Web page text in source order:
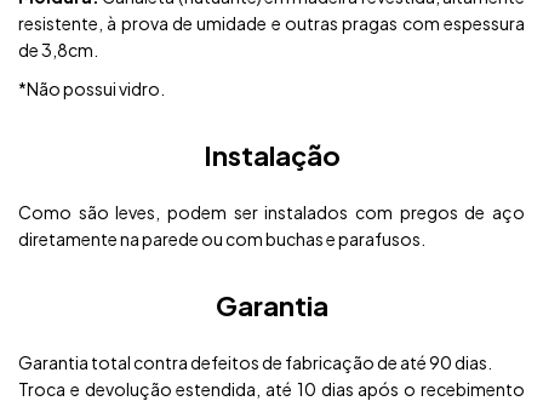
resistente, à prova de umidade e outras pragas com espessura
de 3,8cm.
*Não possui vidro.
Instalação
Como são leves, podem ser instalados com pregos de aço
diretamente na parede ou com buchas e parafusos.
Garantia
Garantia total contra defeitos de fabricação de até 90 dias.
Troca e devolução estendida, até 10 dias após o recebimento